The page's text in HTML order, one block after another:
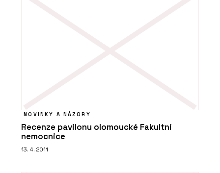
NOVINKY A NÁZORY
Recenze pavilonu olomoucké Fakultní
nemocnice
13. 4. 2011